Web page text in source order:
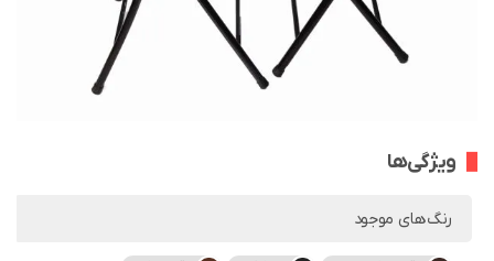
ویژگی‌ها
رنگ‌های موجود